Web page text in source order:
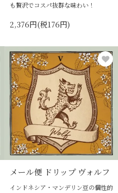
も贅沢でコスパ抜群な味わい！
2,376円(税176円)
メール便 ドリップ ヴォルフ
インドネシア・マンデリン豆の個性的